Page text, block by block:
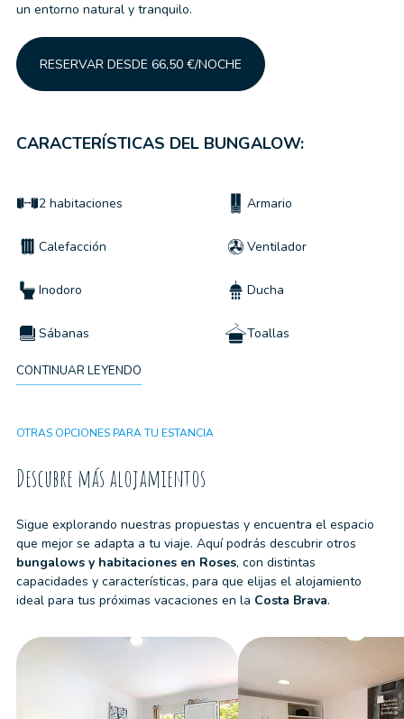
un entorno natural y tranquilo.
RESERVAR DESDE 66,50 €/NOCHE
CARACTERÍSTICAS DEL BUNGALOW:
2 habitaciones Armario
Calefacción Ventilador
Inodoro Ducha
Sábanas Toallas
Kit de limpieza
Wifi
CONTINUAR LEYENDO
OTRAS OPCIONES PARA TU ESTANCIA
Descubre más alojamientos
Sigue explorando nuestras propuestas y encuentra el espacio
que mejor se adapta a tu viaje. Aquí podrás descubrir otros
bungalows y habitaciones en Roses, con distintas
capacidades y características, para que elijas el alojamiento
ideal para tus próximas vacaciones en la Costa Brava.